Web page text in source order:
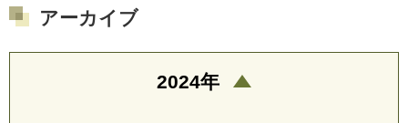
アーカイブ
2024年